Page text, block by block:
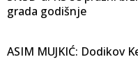
grada godišnje
ASIM MUJKIĆ: Dodikov